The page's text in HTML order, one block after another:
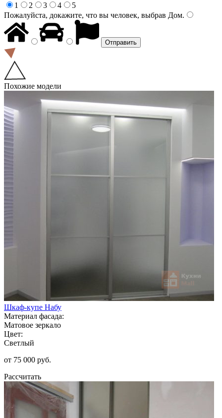
1
2 3 4
5
Пожалуйста, докажите, что вы человек, выбрав Дом.
Похожие модели
Шкаф-купе Набу
Материал фасада:
Матовое зеркало
Цвет:
Светлый
от 75 000 руб.
Рассчитать